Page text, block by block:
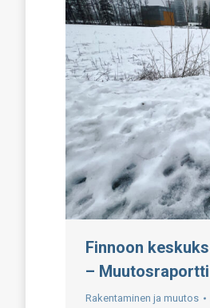
Finnoon
–
Rakentaminen ja muutos